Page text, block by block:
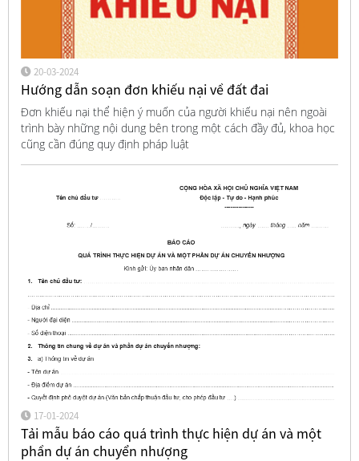
20-03-2024
Hướng dẫn soạn đơn khiếu nại về đất đai
Đơn khiếu nại thể hiện ý muốn của người khiếu nại nên ngoài
trình bày những nội dung bên trong một cách đầy đủ, khoa học
cũng cần đúng quy định pháp luật
17-01-2024
Tải mẫu báo cáo quá trình thực hiện dự án và một
phần dự án chuyển nhượng